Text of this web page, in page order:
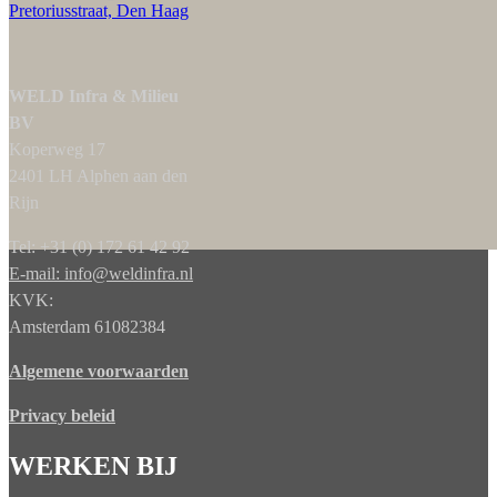
Pretoriusstraat, Den Haag
WELD Infra & Milieu
BV
Koperweg 17
2401 LH Alphen aan den
Rijn
Tel: +31 (0) 172 61 42 92
E-mail: info@weldinfra.nl
KVK:
Amsterdam 61082384
Algemene voorwaarden
Privacy beleid
WERKEN BIJ